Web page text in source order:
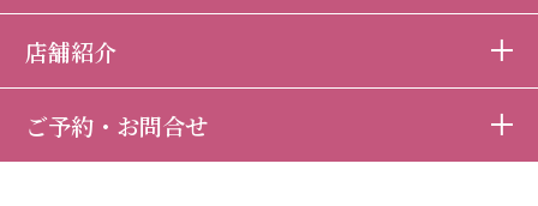
店舗紹介
ご予約・お問合せ